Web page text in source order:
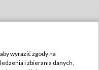
wyrazić zgody na
i zbierania danych,